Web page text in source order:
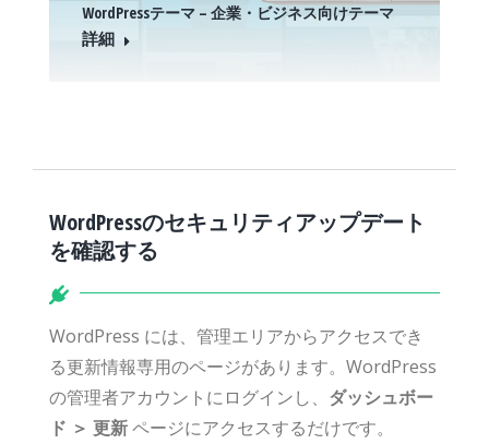
WordPressテーマ – 企業・ビジネス向けテーマ
詳細
WordPressのセキュリティアップデート
を確認する
WordPress には、管理エリアからアクセスでき
る更新情報専用のページがあります。WordPress
の管理者アカウントにログインし、
ダッシュボー
ド ＞ 更新ページにアクセスするだけです。